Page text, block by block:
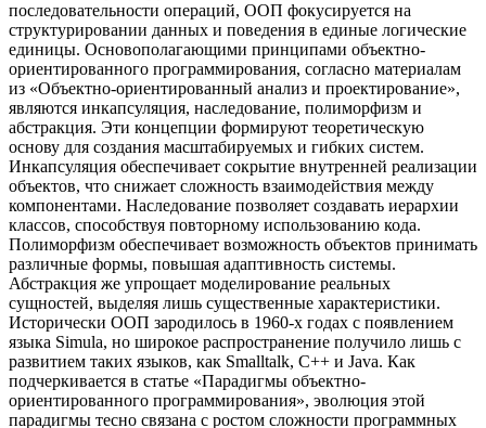
последовательности операций, ООП фокусируется на
структурировании данных и поведения в единые логические
единицы. Основополагающими принципами объектно-
ориентированного программирования, согласно материалам
из «Объектно-ориентированный анализ и проектирование»,
являются инкапсуляция, наследование, полиморфизм и
абстракция. Эти концепции формируют теоретическую
основу для создания масштабируемых и гибких систем.
Инкапсуляция обеспечивает сокрытие внутренней реализации
объектов, что снижает сложность взаимодействия между
компонентами. Наследование позволяет создавать иерархии
классов, способствуя повторному использованию кода.
Полиморфизм обеспечивает возможность объектов принимать
различные формы, повышая адаптивность системы.
Абстракция же упрощает моделирование реальных
сущностей, выделяя лишь существенные характеристики.
Исторически ООП зародилось в 1960-х годах с появлением
языка Simula, но широкое распространение получило лишь с
развитием таких языков, как Smalltalk, C++ и Java. Как
подчеркивается в статье «Парадигмы объектно-
ориентированного программирования», эволюция этой
парадигмы тесно связана с ростом сложности программных